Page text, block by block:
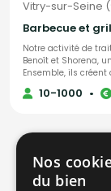
Vitry-sur-Seine
Notre activité de
Benoît et Shorena,
Ensemble, ils
vos événements
l’honneur des
des menus sur
transformer
mémorable.
10-1000 •
Nos
du bien